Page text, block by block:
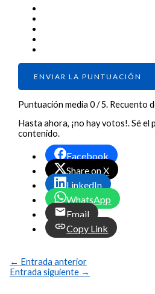
ENVIAR LA PUNTUACIÓN
Puntuación media0/ 5. Recuento
Hasta ahora, ¡no hay votos!. Sé
contenido.
Facebook
Share on X
LinkedIn
WhatsApp
Email
Copy Link
← Entrada anterior
Entrada siguiente →